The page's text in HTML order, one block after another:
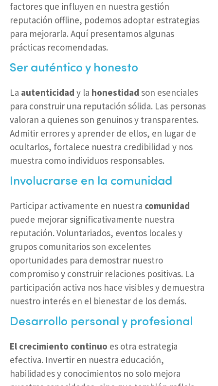
factores que influyen en nuestra gestión
reputación offline, podemos adoptar estrategias
para mejorarla. Aquí presentamos algunas
prácticas recomendadas.
Ser auténtico y honesto
La autenticidad y la honestidad son esenciales
para construir una reputación sólida. Las personas
valoran a quienes son genuinos y transparentes.
Admitir errores y aprender de ellos, en lugar de
ocultarlos, fortalece nuestra credibilidad y nos
muestra como individuos responsables.
Involucrarse en la comunidad
Participar activamente en nuestra comunidad
puede mejorar significativamente nuestra
reputación. Voluntariados, eventos locales y
grupos comunitarios son excelentes
oportunidades para demostrar nuestro
compromiso y construir relaciones positivas. La
participación activa nos hace visibles y demuestra
nuestro interés en el bienestar de los demás.
Desarrollo personal y profesional
El crecimiento continuo es otra estrategia
efectiva. Invertir en nuestra educación,
habilidades y conocimientos no solo mejora